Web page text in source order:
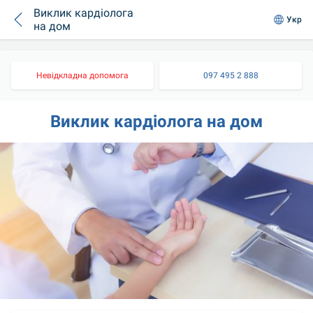
Виклик кардіолога
на дом
Укр
Невідкладна допомога 097 495 2 888
Виклик кардіолога на дом